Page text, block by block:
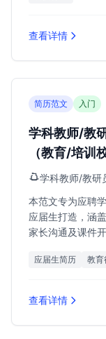
查看详情
简历范文 入门
学科教师/教
（教育/培训
学科教师/教研
本范文专为应聘
应届生打造，涵
家长沟通及课件
获10k-20k/月的
应届生简历 教育
查看详情